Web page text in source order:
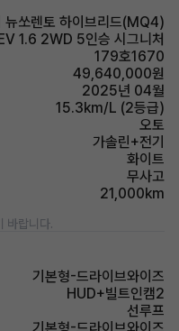
뉴쏘렌토 하이브리드(MQ4)
1.6 2WD 5인승 시그니처
179호1670
49,640,000원
2025년 04월
15.3km/L (2등급)
오토
가솔린+전기
화이트
무사고
21,000km
바랍니다.
기본형-드라이브와이즈
HUD+빌트인캠2
선루프